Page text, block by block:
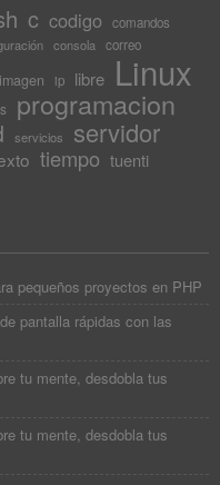
c codigo
comandos
consola correo
imagen ip libre Linux
programacion
servicios servidor
tiempo tuenti
pequeños proyectos en PHP
pantalla rápidas con las
tu mente, desdobla tus
tu mente, desdobla tus